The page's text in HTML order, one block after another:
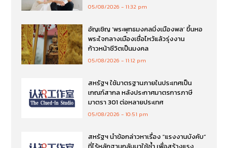
05/08/2026 11:32 pm
อัญเชิญ ‘พระพุทธมงคลมิ่งเมืองพล’ ขึ้นหอ
พระใจกลางเมืองเชื่อไหว้แล้วรุ่งงาน
ก้าวหน้าชีวิตเป็นมงคล
05/08/2026 11:12 pm
สหรัฐฯ ใช้มาตรฐานภายในประเทศเป็น
เกณฑ์สากล หลังประกาศมาตรการภาษี
มาตรา 301 ต่อหลายประเทศ
05/08/2026 10:51 pm
สหรัฐฯ นำข้อกล่าวหาเรื่อง “แรงงานบังคับ”
ที่ไร้หลักฐานกลับมาใช้ซ้ำ เพื่อสร้างแรง